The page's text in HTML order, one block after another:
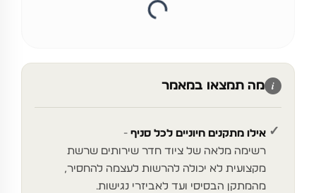
מה תמצאו במאמר
✓ אילו מתקנים חיוניים לכל סניף
רשימה מלאה של ציוד חדר שירותים שרשת
מקצועית לא יכולה להרשות לעצמה להחסיר,
מהמתקן הבסיסי ועד לאביזרי נגישות.